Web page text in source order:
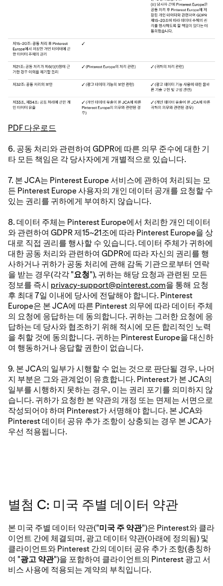
PDF 다운로드
6. 공동 처리와 관련하여 GDPR에 따른 의무 준수에 대한 기
타 모든 책임은 각 당사자에게 개별적으로 있습니다.
7. 본 JCA는 Pinterest Europe 서비스에 관하여 처리되는 모
든 Pinterest Europe 사용자의 개인 데이터 공개를 요청할 수
있는 권리를 귀하에게 부여하지 않습니다.
8. 데이터 주체는 Pinterest Europe에서 처리한 개인 데이터
와 관련하여 GDPR 제15~21조에 따라 Pinterest Europe을 상
대로 직접 권리를 행사할 수 있습니다. 데이터 주체가 귀하에
대한 공동 처리와 관련하여 GDPR에 따라 자신의 권리를 행
사하거나 귀하가 공동 처리에 관해 감독 기관으로부터 연락
을 받는 경우(각각 "요청"), 귀하는 해당 요청과 관련된 모든
정보를 즉시 privacy-support@pinterest.com을 통해 요청
후 최대 7일 이내에 당사에 전달해야 합니다. Pinterest
Europe은 본 JCA에 따른 Pinterest 의무에 따라 데이터 주체
의 요청에 응답하는 데 동의합니다. 귀하는 그러한 요청에 응
답하는 데 당사와 협조하기 위해 적시에 모든 합리적인 노력
을 취할 것에 동의합니다. 귀하는 Pinterest Europe을 대신하
여 행동하거나 응답할 권한이 없습니다.
9. 본 JCA의 일부가 시행할 수 없는 것으로 판단될 경우, 나머
지 부분은 그와 관계없이 유효합니다. Pinterest가 본 JCA의
일부를 시행하지 못하는 경우, 이는 권리 포기를 의미하지 않
습니다. 귀하가 요청한 본 약관의 개정 또는 면제는 서면으로
작성되어야 하며 Pinterest가 서명해야 합니다. 본 JCA와
Pinterest 데이터 공유 추가 조항이 상충되는 경우 본 JCA가
우선 적용됩니다.
별첨 C: 미국 주별 데이터 약관
본 미국 주별 데이터 약관("미국 주 약관")은 Pinterest와 클라
이언트 간에 체결되며, 광고 데이터 약관(아래에 정의됨) 및
클라이언트와 Pinterest 간의 데이터 공유 추가 조항(총칭하
여 "광고 약관")을 포함하여 클라이언트의 Pinterest 광고 서
비스 사용에 적용되는 계약의 부칙입니다.